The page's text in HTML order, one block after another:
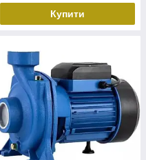
Купити